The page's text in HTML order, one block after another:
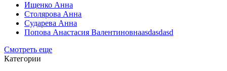
Ищенко Анна
Столярова Анна
Сударева Анна
Попова Анастасия Валентиновнаasdasdasd
Смотреть еще
Категории